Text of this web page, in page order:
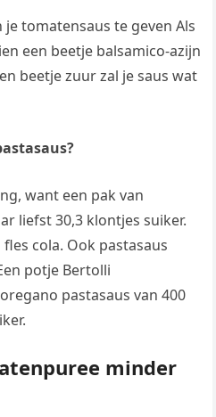
tomatensaus te geven Als
een beetje balsamico-azijn
beetje zuur zal je saus wat
want een pak van
liefst 30,3 klontjes suiker.
cola. Ook pastasaus
potje Bertolli
pastasaus van 400
minder